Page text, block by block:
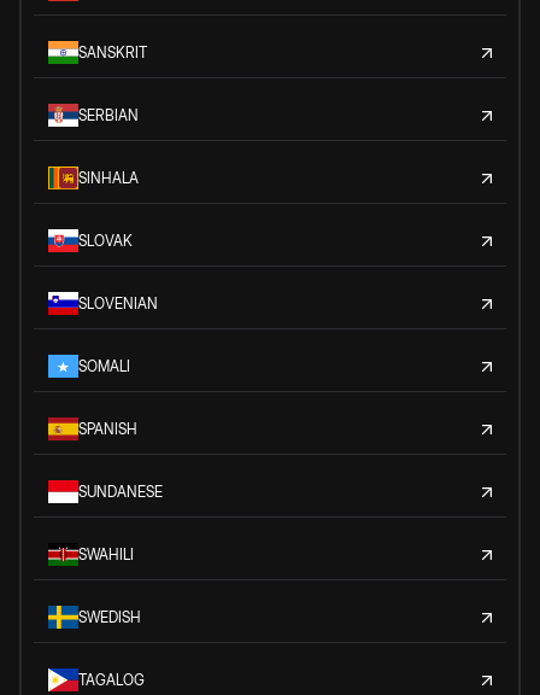
SANSKRIT
SERBIAN
SINHALA
SLOVAK
SLOVENIAN
SOMALI
SPANISH
SUNDANESE
SWAHILI
SWEDISH
TAGALOG